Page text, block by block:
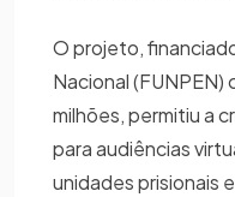
O projeto,
Nacional
milhões, permitiu a
para audiências
unidades prisionais